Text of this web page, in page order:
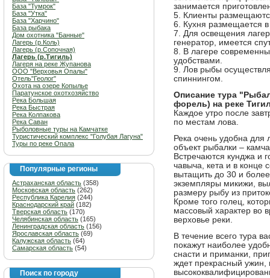
База "Тумрок"
База "Утка"
База "Харчино"
База рыбака
Дом охотника "Банные"
Лагерь (р.Коль)
Лагерь (р.Сопочная)
Лагерь (р.Тигиль)
Лагеря на реке Жупанова
ООО "Верховья Опалы"
Отель"Геолог"
Охота на озере Копылье
Паратунское охотхозяйство
Река Большая
Река Быстрая
Река Колпакова
Река Саван
Рыболовные туры на Камчатке
Туристический комплекс "Голубая Лагуна"
Туры по реке Опала
Популярные регионы
Астраханская область (358)
Московская область (262)
Республика Карелия (244)
Краснодарский край (182)
Тверская область (170)
Челябинская область (165)
Ленинградская область (156)
Ярославская область (69)
Калужская область (64)
Самарская область (54)
Поиск по городу
занимается
5. Клиенты
6. Кухня размещается
7. Для освещения
генератор, имеется
8. В лагере
удобствами.
9. Лов рыбы
спиннингом.
Описание тура
форель) на реке
Каждое утро после
по местам лова.
Река очень удобна для
объект рыбалки –
Встречаются кунджа и
чавыча, кета и в конце
вытащить до 30 и
экземпляры микижи,
размеру рыбу из
Кроме того голец,
массовый характер во
верховье реки.
В течение всего тура
покажут наиболее
снасти и приманки,
ждет прекрасный ужин,